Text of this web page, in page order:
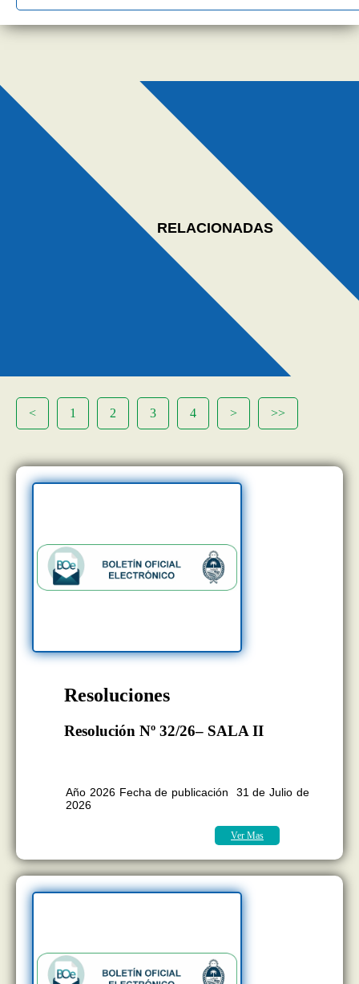
RELACIONADAS
< 1 2 3 4 > >>
Resoluciones
Resolución Nº 32/26– SALA II
Año 2026 Fecha de publicación 31 de Julio de
2026
Ver Mas